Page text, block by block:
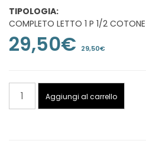
TIPOLOGIA:
COMPLETO LETTO 1 P 1/2
29,50€ 29,50€
COMPLETO
LETTO
Aggiungi al carrello